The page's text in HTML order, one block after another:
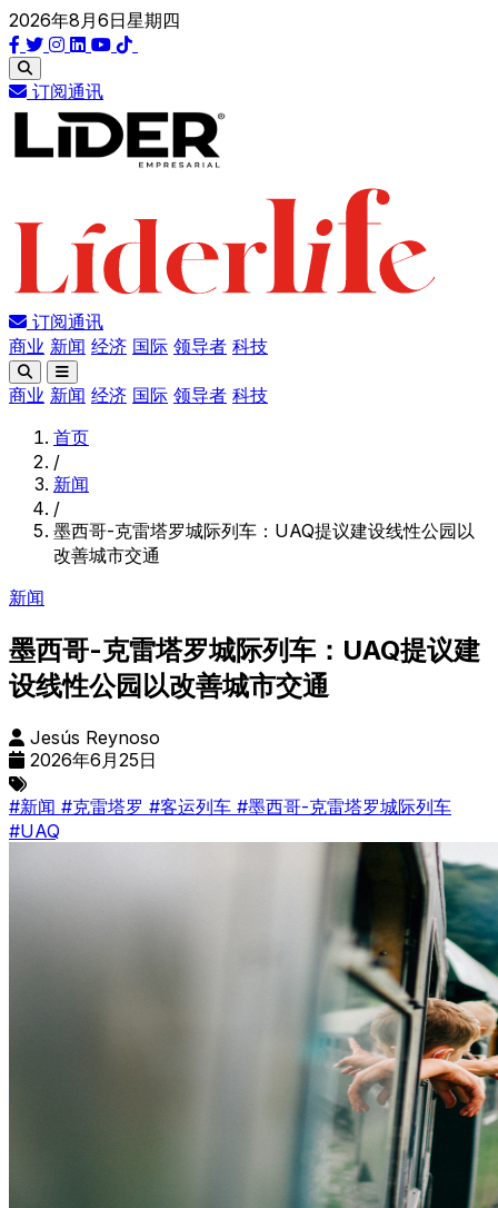
2026年8月6日星期四
订阅通讯
订阅通讯
商业 新闻 经济 国际 领导者 科技
商业 新闻 经济 国际 领导者 科技
首页
/
新闻
/
墨西哥-克雷塔罗城际列车：UAQ提议建设线性公园以
改善城市交通
新闻
墨西哥-克雷塔罗城际列车：UAQ提议建
设线性公园以改善城市交通
Jesús Reynoso
2026年6月25日
#新闻 #克雷塔罗 #客运列车 #墨西哥-克雷塔罗城际列车
#UAQ